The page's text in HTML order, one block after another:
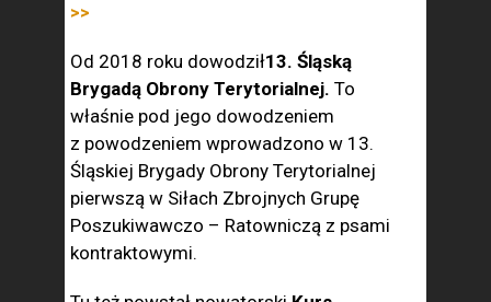
>>
Od 2018 roku dowodził13. Śląską
Brygadą Obrony Terytorialnej. To
właśnie pod jego dowodzeniem
z powodzeniem wprowadzono w 13.
Śląskiej Brygady Obrony Terytorialnej
pierwszą w Siłach Zbrojnych Grupę
Poszukiwawczo – Ratowniczą z psami
kontraktowymi.